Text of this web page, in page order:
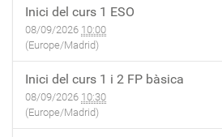
Inici del curs 1 ESO
08/09/2026 10:00
(Europe/Madrid)
Inici del curs 1 i 2 FP bàsica
08/09/2026 10:30
(Europe/Madrid)